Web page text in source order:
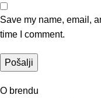
Save my name, email,
time I comment.
O brendu